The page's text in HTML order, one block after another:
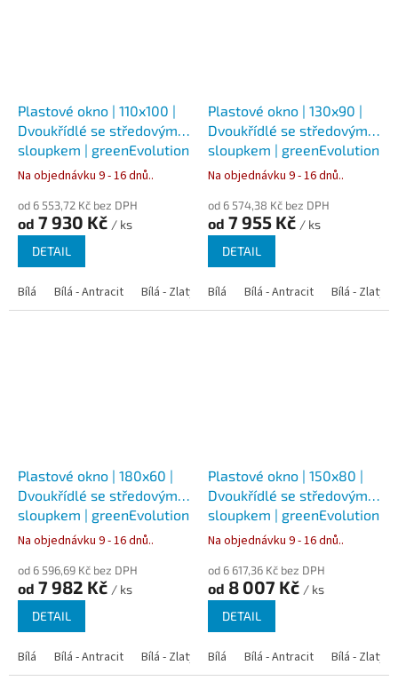
Plastové okno | 110x100 |
Dvoukřídlé se středovým
sloupkem | greenEvolution
76
Na objednávku 9 - 16 dnů..
od 6 553,72 Kč bez DPH
od 7 930 Kč / ks
DETAIL
Bílá Bílá - Antracit Bílá - Zlatý dub Bílá - Tmavý dub Bílá -
Plastové okno | 130x90 |
Dvoukřídlé se středovým
sloupkem | greenEvolution
76
Na objednávku 9 - 16 dnů..
od 6 574,38 Kč bez DPH
od 7 955 Kč / ks
DETAIL
Bílá Bílá - Antracit Bílá - Zlatý
Plastové okno | 180x60 |
Dvoukřídlé se středovým
sloupkem | greenEvolution
76
Na objednávku 9 - 16 dnů..
od 6 596,69 Kč bez DPH
od 7 982 Kč / ks
DETAIL
Bílá Bílá - Antracit Bílá - Zlatý dub Bílá - Tmavý dub Bílá -
Plastové okno | 150x80 |
Dvoukřídlé se středovým
sloupkem | greenEvolution
76
Na objednávku 9 - 16 dnů..
od 6 617,36 Kč bez DPH
od 8 007 Kč / ks
DETAIL
Bílá Bílá - Antracit Bílá - Zlatý